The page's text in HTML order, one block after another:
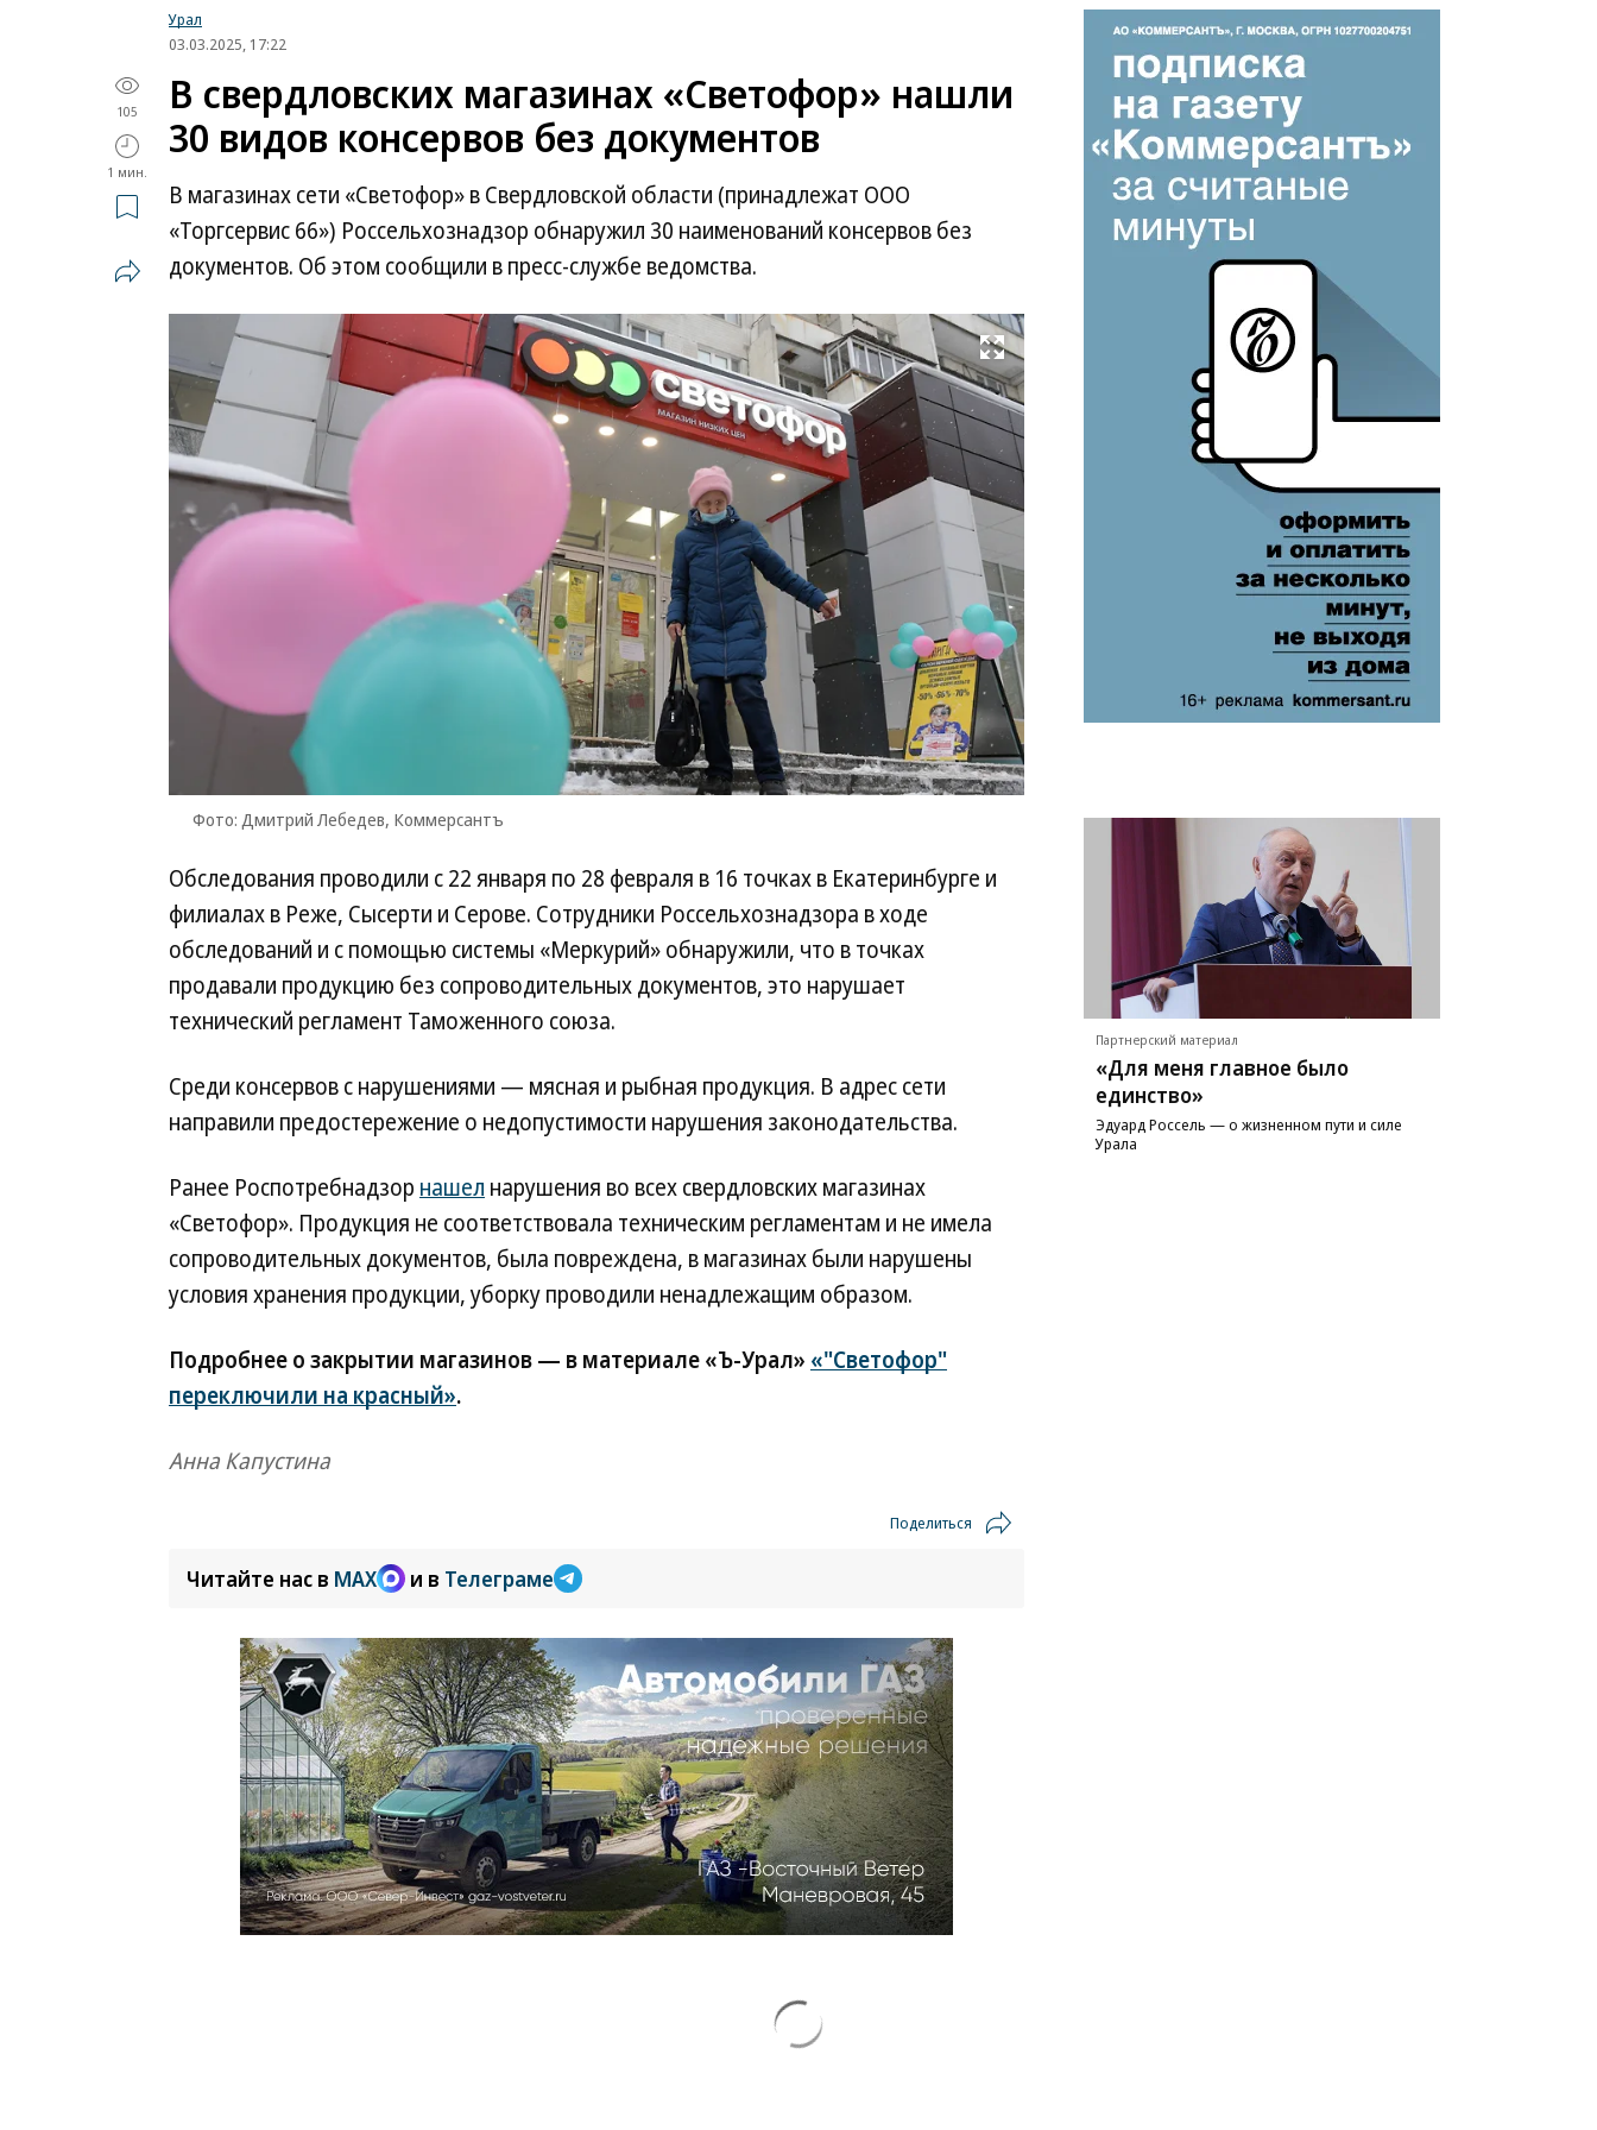
Урал
03.03.2025, 17:22
105
1 мин.
В свердловских магазинах «Светофор» нашли
30 видов консервов без документов
В магазинах сети «Светофор» в Свердловской области (принадлежат ООО
«Торгсервис 66») Россельхознадзор обнаружил 30 наименований консервов без
документов. Об этом сообщили в пресс-службе ведомства.
Развернуть на весь экран
Фото: Дмитрий Лебедев, Коммерсантъ
Обследования проводили с 22 января по 28 февраля в 16 точках в Екатеринбурге и
филиалах в Реже, Сысерти и Серове. Сотрудники Россельхознадзора в ходе
обследований и с помощью системы «Меркурий» обнаружили, что в точках
продавали продукцию без сопроводительных документов, это нарушает
технический регламент Таможенного союза.
Среди консервов с нарушениями — мясная и рыбная продукция. В адрес сети
направили предостережение о недопустимости нарушения законодательства.
Ранее Роспотребнадзор нашел нарушения во всех свердловских магазинах
«Светофор». Продукция не соответствовала техническим регламентам и не имела
сопроводительных документов, была повреждена, в магазинах были нарушены
условия хранения продукции, уборку проводили ненадлежащим образом.
Подробнее о закрытии магазинов — в материале «Ъ-Урал» «"Светофор"
переключили на красный».
Анна Капустина
Поделиться
Читайте нас в MAX и в Телеграме
Партнерский материал
«Для меня главное было
единство»
Эдуард Россель — о жизненном пути и силе
Урала